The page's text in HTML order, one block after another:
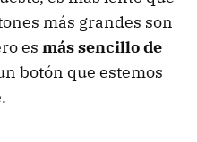
más grandes son
es más sencillo de
botón que estemos